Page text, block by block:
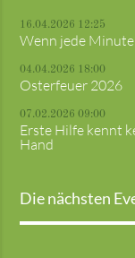
16.04.2026 12:25
Wenn jede
04.04.2026 18:00
Osterfeuer 2026
07.02.2026 09:00
Erste Hilfe kennt
Hand
Die nächsten